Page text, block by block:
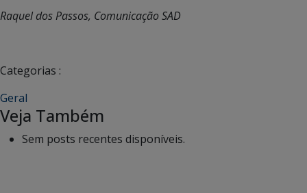
Raquel dos Passos, Comunicação SAD
Categorias :
Geral
Veja Também
Sem posts recentes disponíveis.